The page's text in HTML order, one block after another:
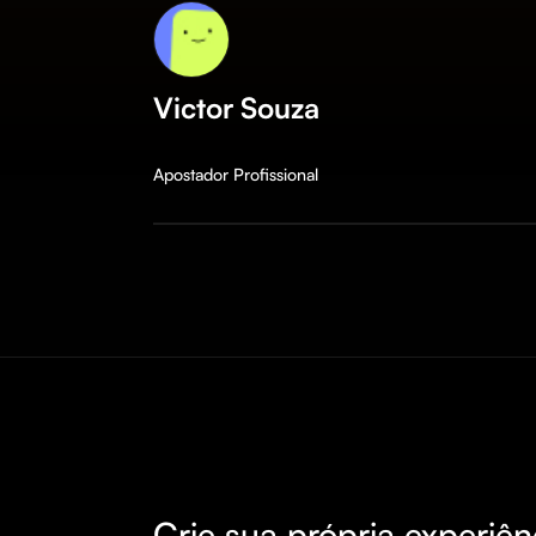
Victor Souza
Apostador Profissional